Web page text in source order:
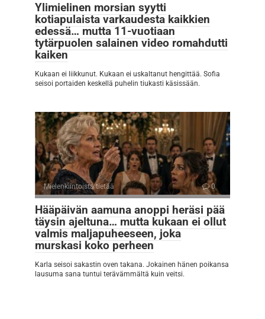
Ylimielinen morsian syytti
kotiapulaista varkaudesta kaikkien
edessä… mutta 11-vuotiaan
tytärpuolen salainen video romahdutti
kaiken
Kukaan ei liikkunut. Kukaan ei uskaltanut hengittää. Sofia
seisoi portaiden keskellä puhelin tiukasti käsissään.
Mielenkiintoista tietää 0
Hääpäivän aamuna anoppi heräsi pää
täysin ajeltuna… mutta kukaan ei ollut
valmis maljapuheeseen, joka
murskasi koko perheen
Karla seisoi sakastin oven takana. Jokainen hänen poikansa
lausuma sana tuntui terävämmältä kuin veitsi.